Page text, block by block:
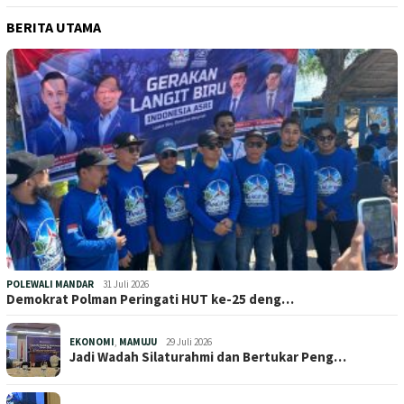
BERITA UTAMA
POLEWALI MANDAR 31 Juli 2026
Demokrat Polman Peringati HUT ke-25 deng…
EKONOMI, MAMUJU 29 Juli 2026
Jadi Wadah Silaturahmi dan Bertukar Peng…